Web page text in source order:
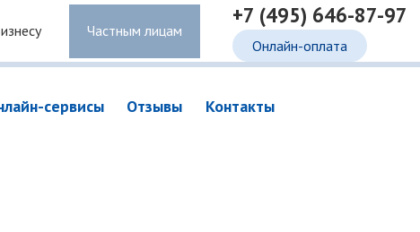
Частным лицам
+7 (495) 646-87-97
Онлайн-оплата
сервисы Отзывы Контакты